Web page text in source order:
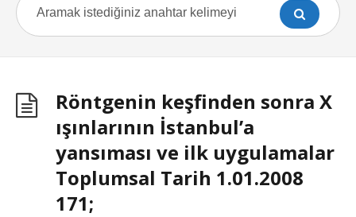
Röntgenin keşfinden sonra X
ışınlarının İstanbul’a
yansıması ve ilk uygulamalar
Toplumsal Tarih 1.01.2008
171;